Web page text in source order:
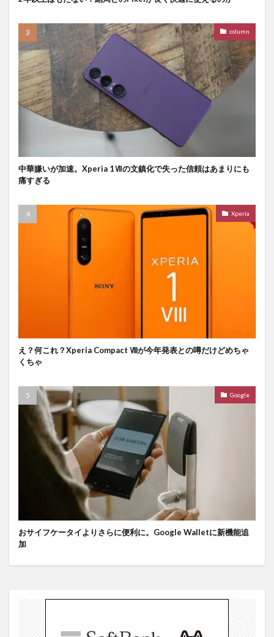
column
中華嫌いが加速。Xperia 1Ⅶの文鎮化で失った信頼はあまりにも
痛すぎる
Xperia
え？何これ？Xperia Compact Ⅷが今年発表との噂だけどめちゃ
くちゃ
Google
おサイフケータイよりさらに便利に。Google Walletに新機能追
加